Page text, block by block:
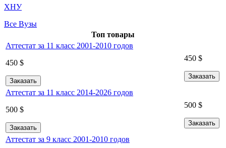
ХНУ
Все Вузы
Топ товары
Аттестат за 11 класс 2001-2010 годов
450 $
Заказать
450 $
Заказать
Аттестат за 11 класс 2014-2026 годов
500 $
Заказать
500 $
Заказать
Аттестат за 9 класс 2001-2010 годов